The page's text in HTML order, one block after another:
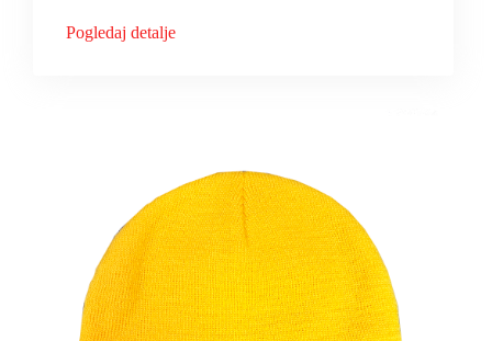
Pogledaj detalje